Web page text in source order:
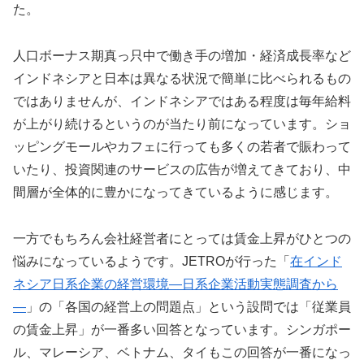
た。
人口ボーナス期真っ只中で働き手の増加・経済成長率など
インドネシアと日本は異なる状況で簡単に比べられるもの
ではありませんが、インドネシアではある程度は毎年給料
が上がり続けるというのが当たり前になっています。ショ
ッピングモールやカフェに行っても多くの若者で賑わって
いたり、投資関連のサービスの広告が増えてきており、中
間層が全体的に豊かになってきているように感じます。
一方でもちろん会社経営者にとっては賃金上昇がひとつの
悩みになっているようです。JETROが行った「 在インド
ネシア日系企業の経営環境―日系企業活動実態調査から
― 」の「各国の経営上の問題点」という設問では「従業員
の賃金上昇」が一番多い回答となっています。シンガポー
ル、マレーシア、ベトナム、タイもこの回答が一番になっ